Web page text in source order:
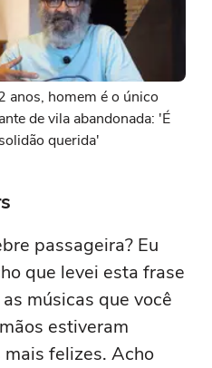
anos, homem é o único
de vila abandonada: 'É
querida'
passageira? Eu
que levei esta frase
músicas que você
estiveram
felizes. Acho